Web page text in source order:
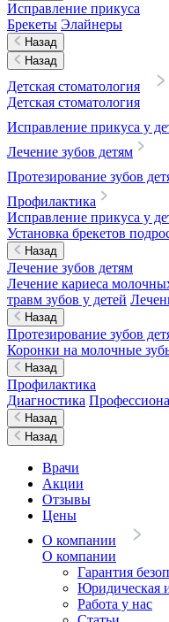
Исправление прикуса
Брекеты Элайнеры
Назад
Назад
Детская стоматология
Детская стоматология
Исправление прикуса у
Лечение зубов детям
Протезирование зубов
Профилактика
Исправление прикуса у
Установка брекетов
Назад
Лечение зубов детям
Лечение кариеса
травм зубов у детей
Назад
Протезирование зубов
Коронки на молочные
Назад
Профилактика
Диагностика
Назад
Назад
Врачи
Акции
Отзывы
Цены
О компании
О компании
Гарантия
Юридическая
Работа у нас